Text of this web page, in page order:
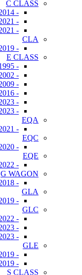
C CLASS
- 2007-2014 (W204)
- 2014-2021 (W205)
- 2021+ (W206)
CLA
- 2019+ (C118)
E CLASS
- 1984-1995 (W124)
- 1995-2002 (W210)
- 2002-2009 (W211)
- 2009-2016 (W212)
- 2016-2023 (W213)
- 2023+ (W214)
EQA
- 2021+ (H243)
EQC
- 2020+ (N293)
EQE
- 2022+ (X294)
G WAGON
- 2018+ (W463)
GLA
- 2019+ (H247)
GLC
- 2015-2022 (X253)
- 2016-2023 (קופה)
- 2023+ (X254)
GLE
- 2019+ (W167)
- 2019+ (קופה)
S CLASS